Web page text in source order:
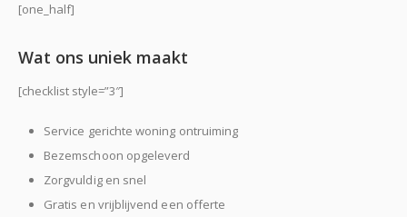
[one_half]
Wat ons uniek maakt
[checklist style=”3″]
Service gerichte woning ontruiming
Bezemschoon opgeleverd
Zorgvuldig en snel
Gratis en vrijblijvend een offerte